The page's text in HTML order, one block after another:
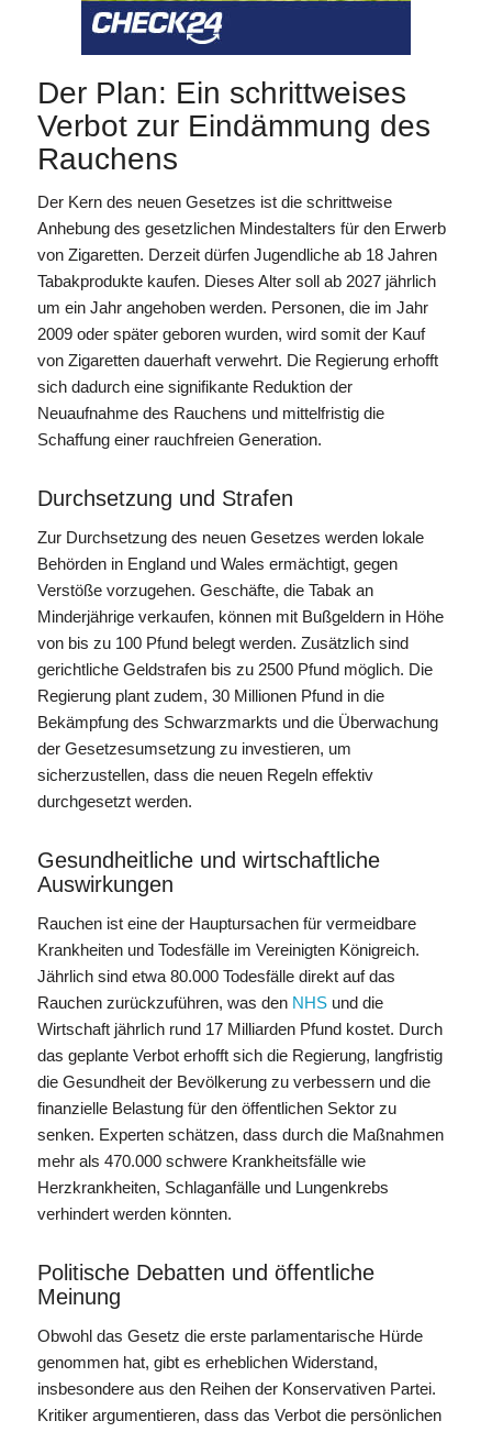
Der Plan: Ein schrittweises
Verbot zur Eindämmung des
Rauchens
Der Kern des neuen Gesetzes ist die schrittweise
Anhebung des gesetzlichen Mindestalters für den Erwerb
von Zigaretten. Derzeit dürfen Jugendliche ab 18 Jahren
Tabakprodukte kaufen. Dieses Alter soll ab 2027 jährlich
um ein Jahr angehoben werden. Personen, die im Jahr
2009 oder später geboren wurden, wird somit der Kauf
von Zigaretten dauerhaft verwehrt. Die Regierung erhofft
sich dadurch eine signifikante Reduktion der
Neuaufnahme des Rauchens und mittelfristig die
Schaffung einer rauchfreien Generation.
Durchsetzung und Strafen
Zur Durchsetzung des neuen Gesetzes werden lokale
Behörden in England und Wales ermächtigt, gegen
Verstöße vorzugehen. Geschäfte, die Tabak an
Minderjährige verkaufen, können mit Bußgeldern in Höhe
von bis zu 100 Pfund belegt werden. Zusätzlich sind
gerichtliche Geldstrafen bis zu 2500 Pfund möglich. Die
Regierung plant zudem, 30 Millionen Pfund in die
Bekämpfung des Schwarzmarkts und die Überwachung
der Gesetzesumsetzung zu investieren, um
sicherzustellen, dass die neuen Regeln effektiv
durchgesetzt werden.
Gesundheitliche und wirtschaftliche
Auswirkungen
Rauchen ist eine der Hauptursachen für vermeidbare
Krankheiten und Todesfälle im Vereinigten Königreich.
Jährlich sind etwa 80.000 Todesfälle direkt auf das
Rauchen zurückzuführen, was den NHSund die
Wirtschaft jährlich rund 17 Milliarden Pfund kostet. Durch
das geplante Verbot erhofft sich die Regierung, langfristig
die Gesundheit der Bevölkerung zu verbessern und die
finanzielle Belastung für den öffentlichen Sektor zu
senken. Experten schätzen, dass durch die Maßnahmen
mehr als 470.000 schwere Krankheitsfälle wie
Herzkrankheiten, Schlaganfälle und Lungenkrebs
verhindert werden könnten.
Politische Debatten und öffentliche
Meinung
Obwohl das Gesetz die erste parlamentarische Hürde
genommen hat, gibt es erheblichen Widerstand,
insbesondere aus den Reihen der Konservativen Partei.
Kritiker argumentieren, dass das Verbot die persönlichen